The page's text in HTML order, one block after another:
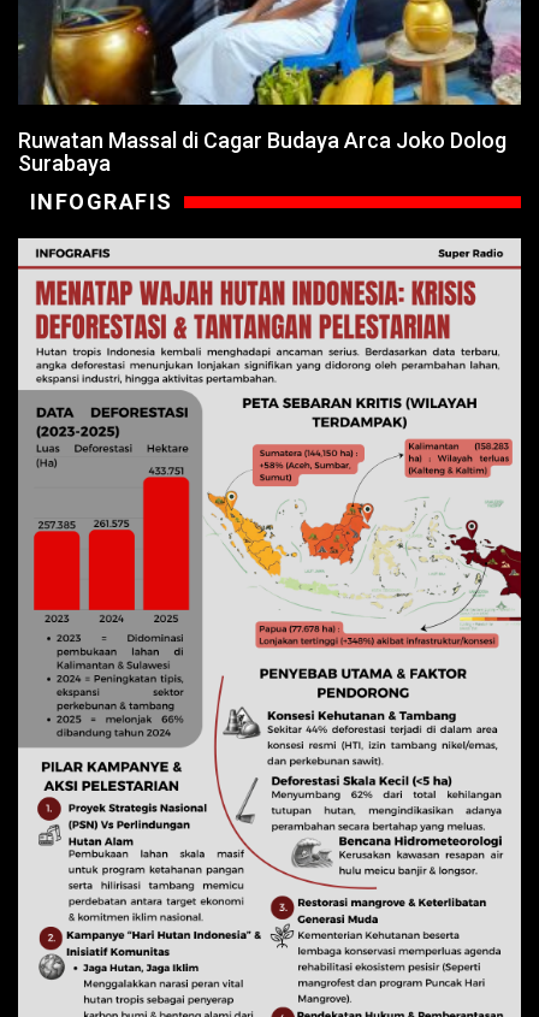
Ruwatan Massal di Cagar Budaya Arca Joko Dolog
Surabaya
INFOGRAFIS